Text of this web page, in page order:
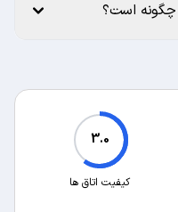
است؟
3.0
کیفیت اتاق ها